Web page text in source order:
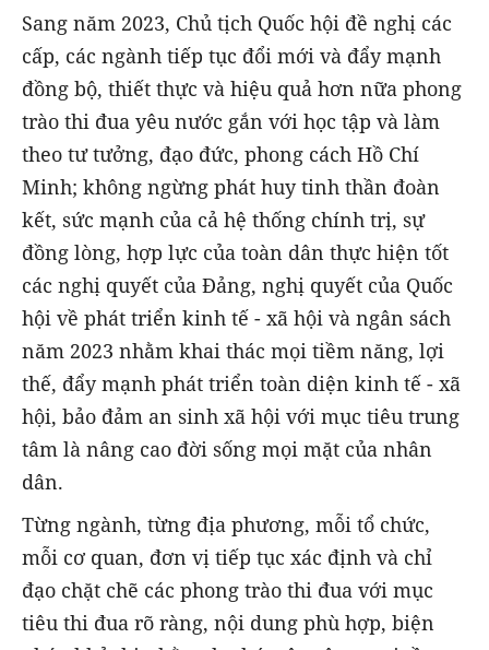
Sang năm 2023, Chủ tịch Quốc hội đề nghị các
cấp, các ngành tiếp tục đổi mới và đẩy mạnh
đồng bộ, thiết thực và hiệu quả hơn nữa phong
trào thi đua yêu nước gắn với học tập và làm
theo tư tưởng, đạo đức, phong cách Hồ Chí
Minh; không ngừng phát huy tinh thần đoàn
kết, sức mạnh của cả hệ thống chính trị, sự
đồng lòng, hợp lực của toàn dân thực hiện tốt
các nghị quyết của Ðảng, nghị quyết của Quốc
hội về phát triển kinh tế - xã hội và ngân sách
năm 2023 nhằm khai thác mọi tiềm năng, lợi
thế, đẩy mạnh phát triển toàn diện kinh tế - xã
hội, bảo đảm an sinh xã hội với mục tiêu trung
tâm là nâng cao đời sống mọi mặt của nhân
dân.
Từng ngành, từng địa phương, mỗi tổ chức,
mỗi cơ quan, đơn vị tiếp tục xác định và chỉ
đạo chặt chẽ các phong trào thi đua với mục
tiêu thi đua rõ ràng, nội dung phù hợp, biện